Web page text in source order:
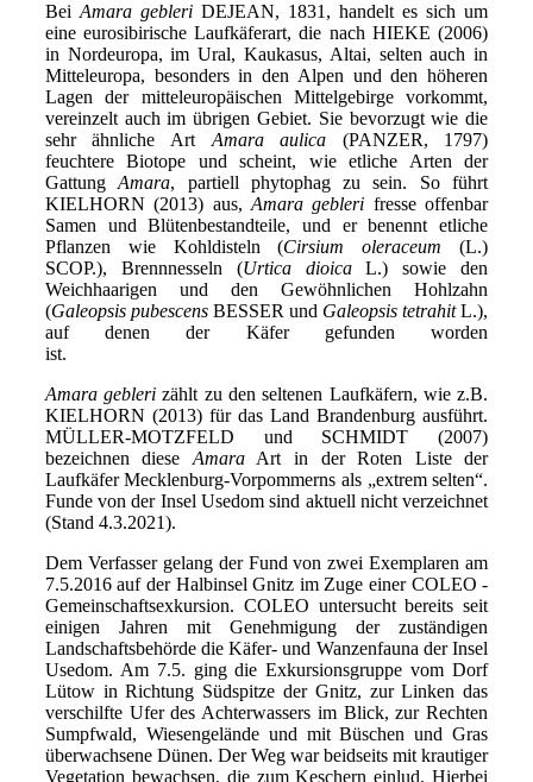
Bei Amara gebleriDEJEAN, 1831, handelt es sich um
eine eurosibirische Laufkäferart, die nach HIEKE (2006)
in Nordeuropa, im Ural, Kaukasus, Altai, selten auch in
Mitteleuropa, besonders in den Alpen und den höheren
Lagen der mitteleuropäischen Mittelgebirge vorkommt,
vereinzelt auch im übrigen Gebiet. Sie bevorzugt wie die
sehr ähnliche Art Amara aulica (PANZER, 1797)
feuchtere Biotope und scheint, wie etliche Arten der
GattungAmara, partiell phytophag zu sein. So führt
KIELHORN (2013) aus, Amara gebleri fresse offenbar
Samen und Blütenbestandteile, und er benennt etliche
Pflanzen wie Kohldisteln (Cirsium oleraceum(L.)
SCOP.), Brennnesseln (Urtica dioicaL.) sowie den
Weichhaarigen und den Gewöhnlichen Hohlzahn
(Galeopsis pubescensBESSER und Galeopsis tetrahitL.),
auf denen der Käfer gefunden worden
Amara gebleri zählt zu den seltenen Laufkäfern, wie z.B.
KIELHORN (2013) für das Land Brandenburg ausführt.
MÜLLER-MOTZFELD und SCHMIDT (2007)
bezeichnen diese AmaraArt in der Roten Liste der
Laufkäfer Mecklenburg-Vorpommerns als „extrem selten“.
Funde von der Insel Usedom sind aktuell nicht verzeichnet
(Stand 4.3.2021).
Dem Verfasser gelang der Fund von zwei Exemplaren am
7.5.2016 auf der Halbinsel Gnitz im Zuge einer COLEO -
Gemeinschaftsexkursion. COLEO untersucht bereits seit
einigen Jahren mit Genehmigung der zuständigen
Landschaftsbehörde die Käfer- und Wanzenfauna der Insel
Usedom. Am 7.5. ging die Exkursionsgruppe vom Dorf
Lütow in Richtung Südspitze der Gnitz, zur Linken das
verschilfte Ufer des Achterwassers im Blick, zur Rechten
Sumpfwald, Wiesengelände und mit Büschen und Gras
überwachsene Dünen. Der Weg war beidseits mit krautiger
Vegetation bewachsen, die zum Keschern einlud. Hierbei